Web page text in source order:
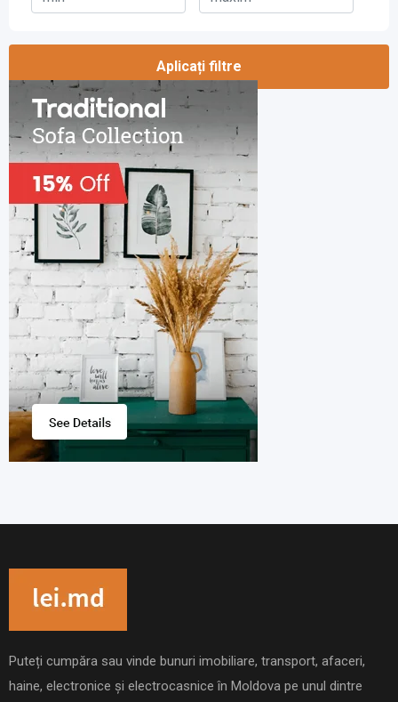
Aplicați filtre
Puteți cumpăra sau vinde bunuri imobiliare, transport, afaceri,
haine, electronice și electrocasnice în Moldova pe unul dintre